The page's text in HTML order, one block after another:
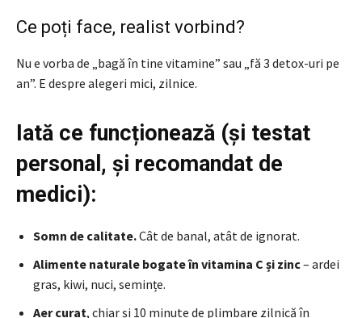
Ce poți face, realist vorbind?
Nu e vorba de „bagă în tine vitamine” sau „fă 3 detox-uri pe
an”. E despre alegeri mici, zilnice.
Iată ce funcționează (și testat
personal, și recomandat de
medici):
Somn de calitate.Cât de banal, atât de ignorat.
Alimente naturale bogate în vitamina C și zinc– ardei
gras, kiwi, nuci, semințe.
Aer curat, chiar și 10 minute de plimbare zilnică în